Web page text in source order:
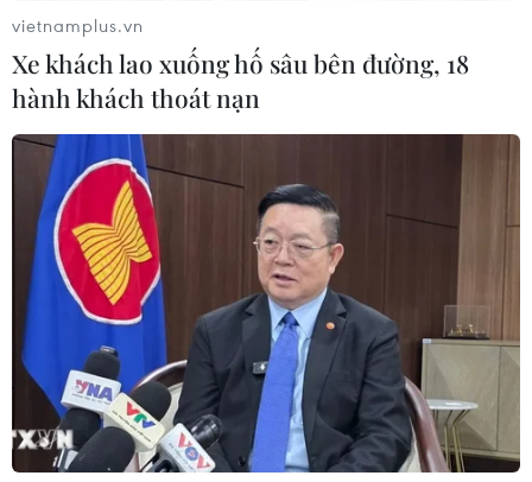
vietnamplus.vn
Xe khách lao xuống hố sâu bên đường, 18
hành khách thoát nạn